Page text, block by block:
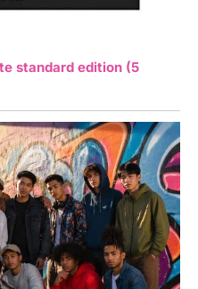
standard edition (5